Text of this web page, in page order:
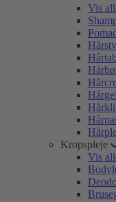
Vis
Kropspleje
Vis